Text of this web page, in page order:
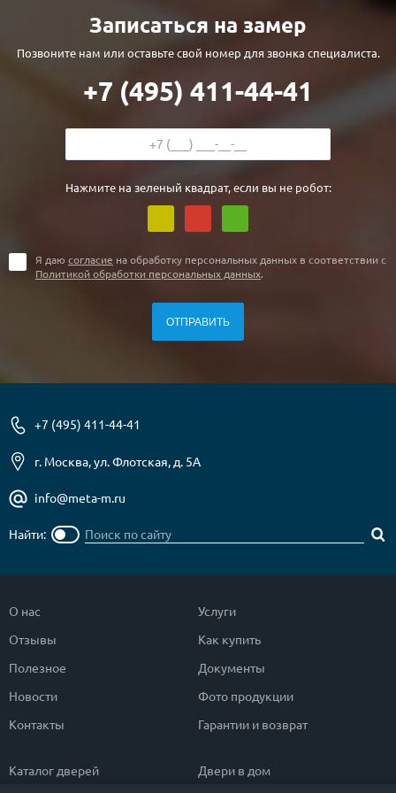
ПО ОСОБЕННОСТЯМ
ДВЕРИ С ТЕРМОРАЗРЫВОМ
О НАС
КОНТАКТЫ
Металлические двери от производителя с доставкой и установкой в
Москве и МО
+7 (495) 411-44-41
INFO@META-M.RU
ЗАПРОСИТЬ РАСЧЕТ
Записаться на замер
Позвоните нам или оставьте свой номер для звонка специалиста.
+7 (495) 411-44-41
Нажмите на зеленый квадрат, если вы не робот:
Я даю согласие на обработку персональных данных в соответствии с
Политикой обработки персональных данных.
+7 (495) 411-44-41
г. Москва, ул. Флотская, д. 5А
info@meta-m.ru
Найти:
О нас
Отзывы
Полезное
Новости
Контакты
Услуги
Как купить
Документы
Фото продукции
Гарантии и возврат
Каталог дверей
Двери в дом